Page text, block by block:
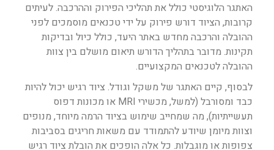
האתגר הלוגיסטי כולל את תהליכי הפירוק וההרכבה. לעיתים
קרובות, הציוד דורש פירוק על ידי טכנאים מוסמכים לפני
ההובלה והרכבה מחדש באתר היעד, כולל כיול ובדיקות
תקינות. מדובר בתהליך הדורש תיאום מושלם בין צוות
ההובלה לטכנאים המקצועיים.
לבסוף, קיים האתגר של משקל וגודל. ציוד רגיש יכול להיות
כבד ומסורבל (למשל, מכשירי MRI או מכונות דפוס
תעשייתיות), מה שמחייב שימוש בציוד הרמה מיוחד, מנופים
וצוות מיומן שיודע להתמודד עם משאות חריגים בסביבות
צפופות או מוגבלות. כל אלה הופכים את הובלת ציוד רגיש